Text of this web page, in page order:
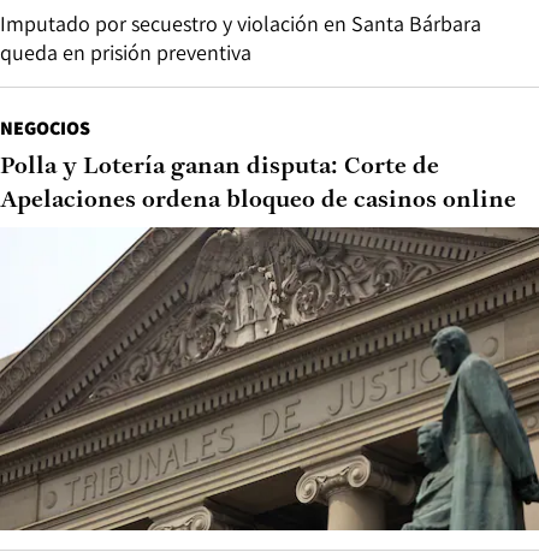
Imputado por secuestro y violación en Santa Bárbara
queda en prisión preventiva
NEGOCIOS
Polla y Lotería ganan disputa: Corte de
Apelaciones ordena bloqueo de casinos online